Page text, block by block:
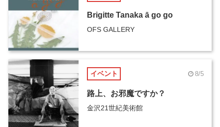
Brigitte Tanaka ā go go
OFS GALLERY
イベント 8/5
路上、お邪魔ですか？
金沢21世紀美術館